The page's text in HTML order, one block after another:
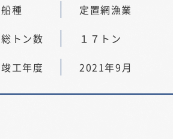
船種
定置網漁業
総トン数
１７トン
竣工年度
2021年9月